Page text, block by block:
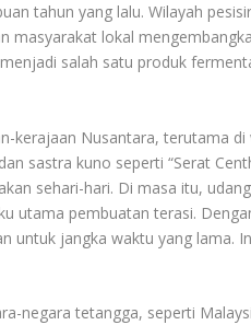
tahun yang lalu. Wilayah
masyarakat lokal
salah satu produk
kerajaan Nusantara, terutama di
sastra kuno seperti “Serat
sehari-hari. Di masa itu,
utama pembuatan terasi.
untuk jangka waktu yang lama.
negara tetangga, seperti